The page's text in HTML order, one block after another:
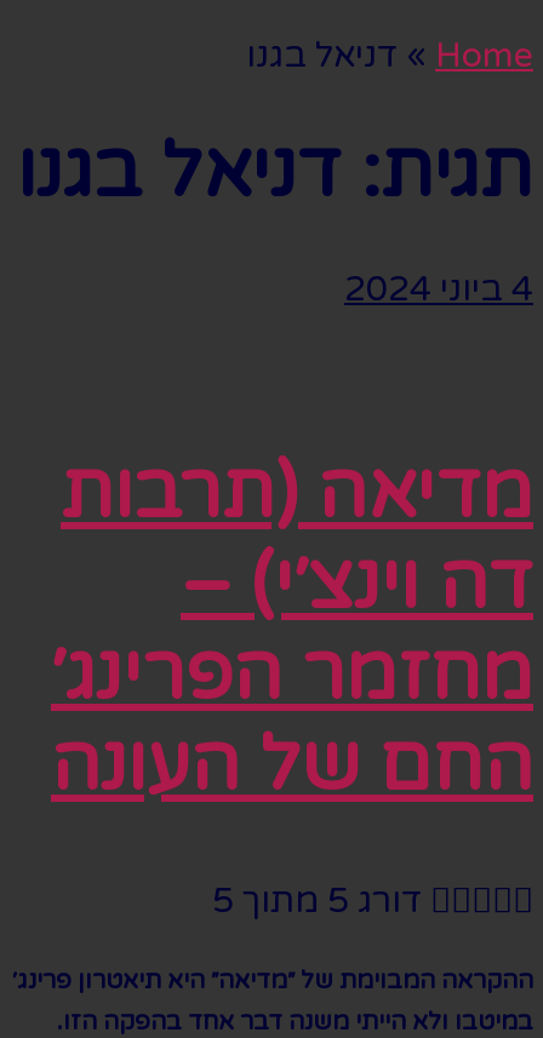
Home
» דניאל בגנו
תגית: דניאל בגנו
4 ביוני 2024
מדיאה (תרבות
דה וינצ׳י) –
מחזמר הפרינג׳
החם של העונה
 דורג 5 מתוך 5
ההקראה המבוימת של ״מדיאה״ היא תיאטרון פרינג׳
במיטבו ולא הייתי משנה דבר אחד בהפקה הזו.